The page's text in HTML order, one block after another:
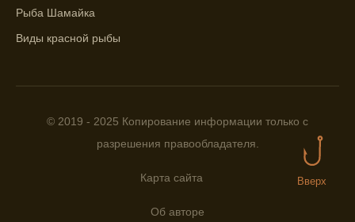
лучшие условия для успешной рыбалки.
Календарь рыболова включает в себя
Приложение для рыболовов
фазах луны и их влиянии на активность
рыбы.
Прогноз клева учитывает погодные
условия и фазы луны для более точных
Рыба Шамайка
Виды красной рыбы
© 2019 - 2025 Копирование информации только с
разрешения правообладателя.
Карта сайта
Об авторе
Вверх